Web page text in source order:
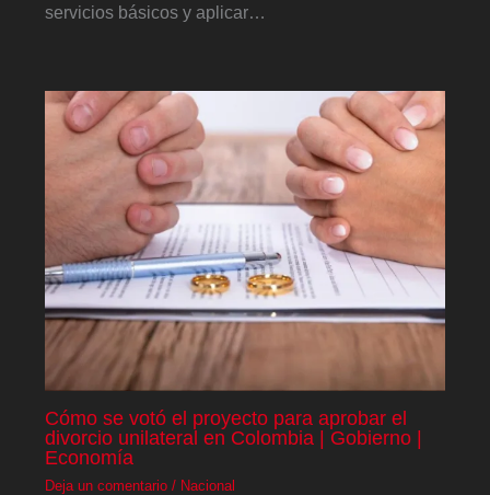
servicios básicos y aplicar…
Cómo se votó el proyecto para aprobar el
divorcio unilateral en Colombia | Gobierno |
Economía
Deja un comentario / Nacional